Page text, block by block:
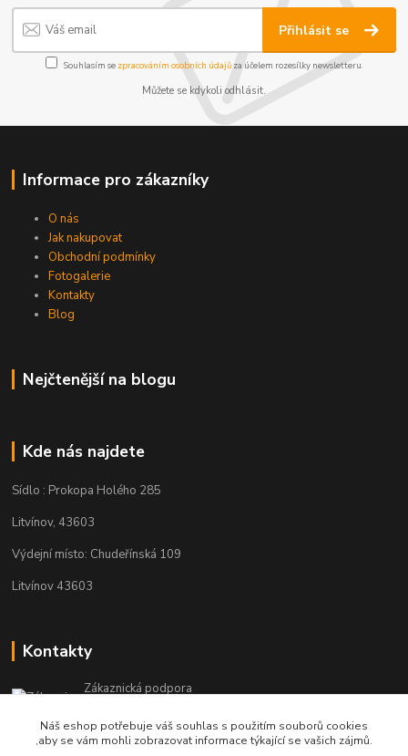
Přihlásit se
Souhlasím se zpracováním osobních údajůza účelem rozesílky newsletteru.
Můžete se kdykoli odhlásit.
Informace pro zákazníky
O nás
Jak nakupovat
Obchodní podmínky
Fotogalerie
Kontakty
Blog
Nejčtenější na blogu
Kde nás najdete
Sídlo : Prokopa Holého 285
Litvínov, 43603
Výdejní místo: Chudeřínská 109
Litvínov 43603
Kontakty
Zákaznická podpora
(Po-Pá, 8-16 hod.)
Náš eshop potřebuje váš souhlas s použitím souborů cookies
,aby se vám mohli zobrazovat informace týkající se vašich zájmů.